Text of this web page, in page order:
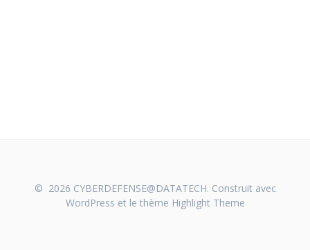
© 2026 CYBERDEFENSE@DATATECH. Construit avec
WordPress et le thème Highlight Theme